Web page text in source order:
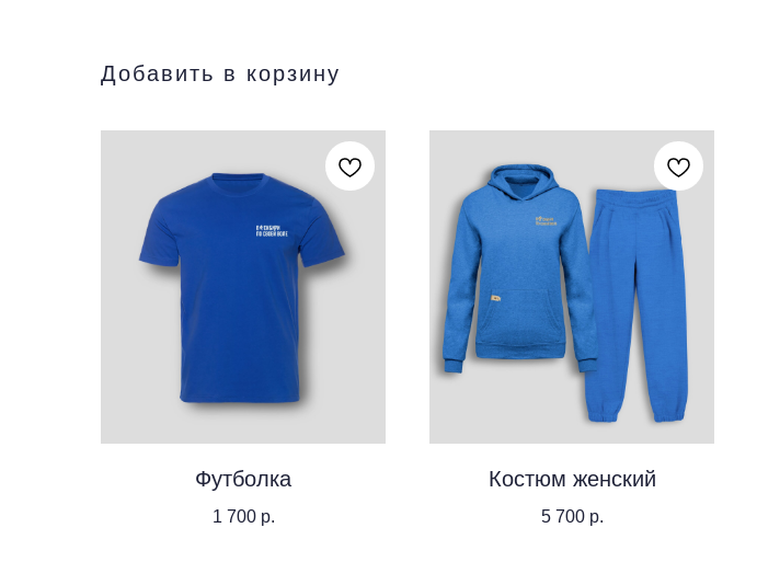
Добавить в корзину
Футболка
1 700 р.
Костюм женский
5 700 р.